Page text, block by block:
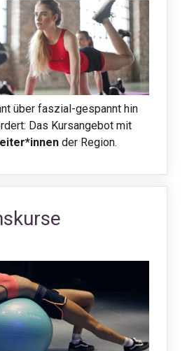
über faszial-gespannt hin
Das Kursangebot mit
der Region.